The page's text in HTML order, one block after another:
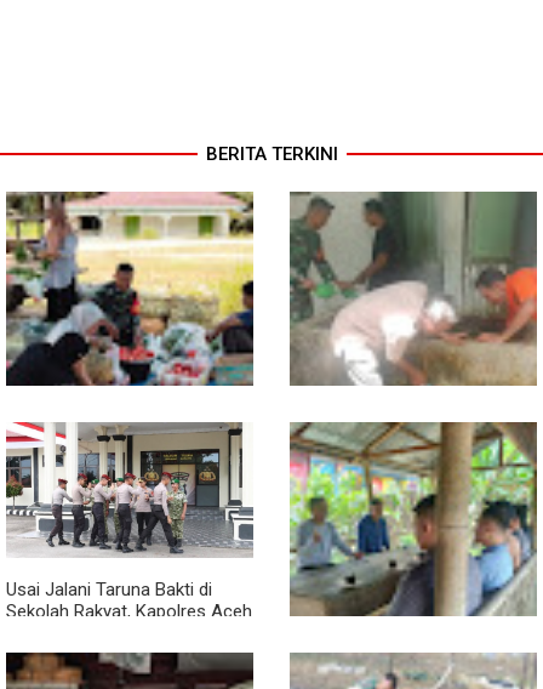
BERITA TERKINI
Babinsa Turun ke Pasar, Harga
dan Ketersediaan Sembako
Dipantau
Semangat Gotong Royong,
Babinsa dan Warga Bersihkan
Penampungan Air Masjid
Usai Jalani Taruna Bakti di
Sekolah Rakyat, Kapolres Aceh
Perwira Polri